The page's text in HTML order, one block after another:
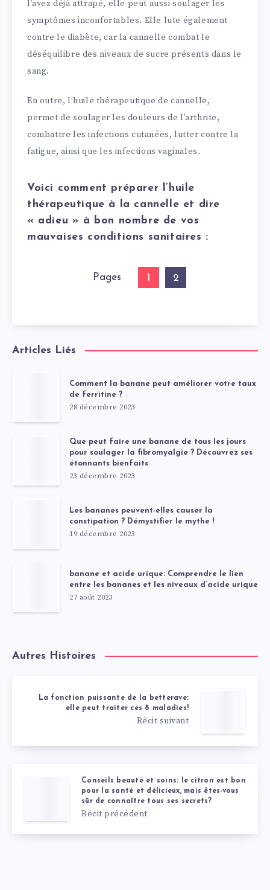
l’avez déjà attrapé, elle peut aussi soulager les
symptômes inconfortables. Elle lute également
contre le diabète, car la cannelle combat le
déséquilibre des niveaux de sucre présents dans le
sang.
En outre, l’huile thérapeutique de cannelle,
permet de soulager les douleurs de l’arthrite,
combattre les infections cutanées, lutter contre la
fatigue, ainsi que les infections vaginales.
Voici comment préparer l’huile
thérapeutique à la cannelle et dire
« adieu » à bon nombre de vos
mauvaises conditions sanitaires :
Pages 1 2
Articles Liés
Comment la banane peut améliorer votre taux
de ferritine ?
28 décembre 2023
Que peut faire une banane de tous les jours
pour soulager la fibromyalgie ? Découvrez ses
étonnants bienfaits
23 décembre 2023
Les bananes peuvent-elles causer la
constipation ? Démystifier le mythe !
19 décembre 2023
banane et acide urique: Comprendre le lien
entre les bananes et les niveaux d’acide urique
27 août 2023
Autres Histoires
La fonction puissante de la betterave:
elle peut traiter ces 8 maladies!
Récit suivant
Conseils beauté et soins: le citron est bon
pour la santé et délicieux, mais êtes-vous
sûr de connaître tous ses secrets?
Récit précédent